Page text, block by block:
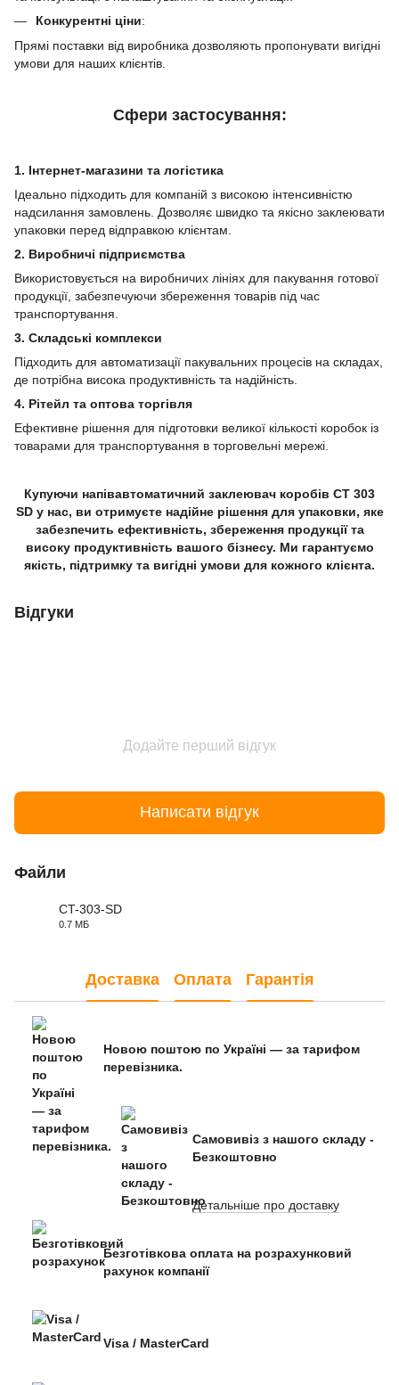
Конкурентні ціни:
Прямі поставки від виробника дозволяють пропонувати вигідні
умови для наших клієнтів.
Сфери застосування:
1. Інтернет-магазини та логістика
Ідеально підходить для компаній з високою інтенсивністю
надсилання замовлень. Дозволяє швидко та якісно заклеювати
упаковки перед відправкою клієнтам.
2. Виробничі підприємства
Використовується на виробничих лініях для пакування готової
продукції, забезпечуючи збереження товарів під час
транспортування.
3. Складські комплекси
Підходить для автоматизації пакувальних процесів на складах,
де потрібна висока продуктивність та надійність.
4. Рітейл та оптова торгівля
Ефективне рішення для підготовки великої кількості коробок із
товарами для транспортування в торговельні мережі.
Купуючи напівавтоматичний заклеювач коробів CT 303
SD у нас, ви отримуєте надійне рішення для упаковки, яке
забезпечить ефективність, збереження продукції та
високу продуктивність вашого бізнесу. Ми гарантуємо
якість, підтримку та вигідні умови для кожного клієнта.
Відгуки
Додайте перший відгук
Написати відгук
Файли
CT-303-SD
0.7 МБ
Доставка Оплата Гарантія
Новою поштою по Україні — за тарифом
перевізника.
Самовивіз з нашого складу -
Безкоштовно
Детальніше про доставку
Безготівкова оплата на розрахунковий
рахунок компанії
Visa / MasterCard